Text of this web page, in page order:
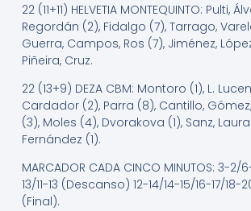
22 (11+11) HELVETIA MONTEQUINTO: Pulti,
Regordán (2), Fidalgo (7), Tarrago,
Guerra, Campos, Ros (7), Jiménez,
Piñeira, Cruz.
22 (13+9) DEZA CBM: Montoro (1), L.
Cardador (2), Parra (8), Cantillo,
(3), Moles (4), Dvorakova (1), Sanz,
Fernández (1).
MARCADOR CADA CINCO MINUTOS: 3-2/
13/11-13 (Descanso) 12-14/14-15/16-17/
(Final).